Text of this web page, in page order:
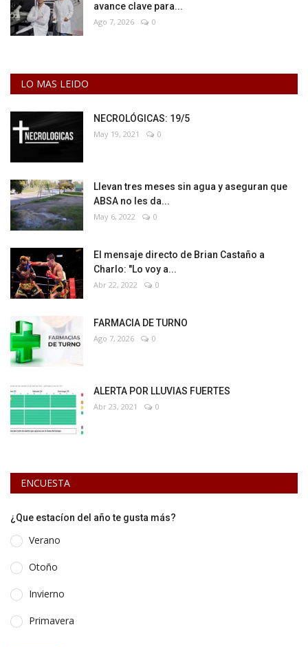
avance clave para...
Ago 7, 2026 0
LO MAS LEIDO
NECROLÓGICAS: 19/5
May 19, 2021 0
Llevan tres meses sin agua y aseguran que
ABSA no les da...
May 6, 2022 0
El mensaje directo de Brian Castaño a
Charlo: "Lo voy a...
Abr 22, 2022 0
FARMACIA DE TURNO
Ago 7, 2026 0
ALERTA POR LLUVIAS FUERTES
Abr 23, 2021 0
ENCUESTA
¿Que estacíon del año te gusta más?
Verano
Otoño
Invierno
Primavera